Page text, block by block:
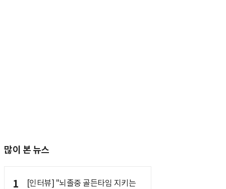
많이 본 뉴스
1
[인터뷰] "뇌졸중 골든타임 지키는